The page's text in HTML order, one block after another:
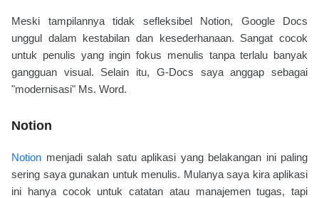
Meski tampilannya tidak sefleksibel Notion, Google Docs
unggul dalam kestabilan dan kesederhanaan. Sangat cocok
untuk penulis yang ingin fokus menulis tanpa terlalu banyak
gangguan visual. Selain itu, G-Docs saya anggap sebagai
"modernisasi" Ms. Word.
Notion
Notion menjadi salah satu aplikasi yang belakangan ini paling
sering saya gunakan untuk menulis. Mulanya saya kira aplikasi
ini hanya cocok untuk catatan atau manajemen tugas, tapi